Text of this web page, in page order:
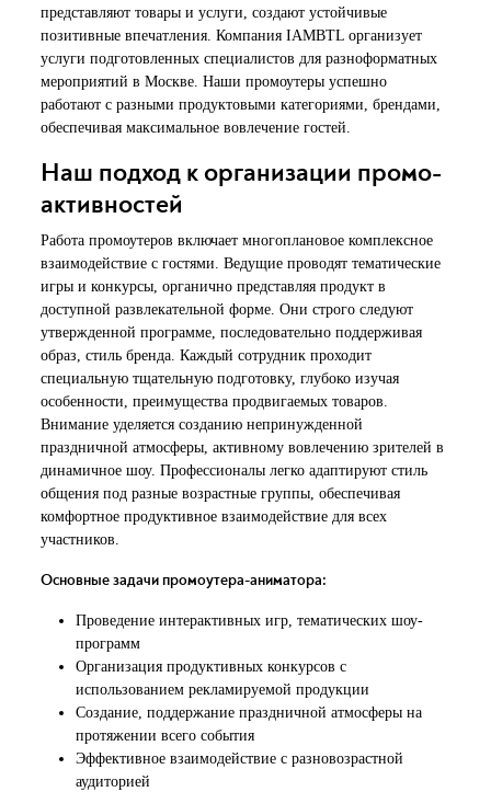
представляют товары и услуги, создают устойчивые
позитивные впечатления. Компания IAMBTL организует
услуги подготовленных специалистов для разноформатных
мероприятий в Москве. Наши промоутеры успешно
работают с разными продуктовыми категориями, брендами,
обеспечивая максимальное вовлечение гостей.
Наш подход к организации промо-
активностей
Работа промоутеров включает многоплановое комплексное
взаимодействие с гостями. Ведущие проводят тематические
игры и конкурсы, органично представляя продукт в
доступной развлекательной форме. Они строго следуют
утвержденной программе, последовательно поддерживая
образ, стиль бренда. Каждый сотрудник проходит
специальную тщательную подготовку, глубоко изучая
особенности, преимущества продвигаемых товаров.
Внимание уделяется созданию непринужденной
праздничной атмосферы, активному вовлечению зрителей в
динамичное шоу. Профессионалы легко адаптируют стиль
общения под разные возрастные группы, обеспечивая
комфортное продуктивное взаимодействие для всех
участников.
Основные задачи промоутера-аниматора:
Проведение интерактивных игр, тематических шоу-
программ
Организация продуктивных конкурсов с
использованием рекламируемой продукции
Создание, поддержание праздничной атмосферы на
протяжении всего события
Эффективное взаимодействие с разновозрастной
аудиторией